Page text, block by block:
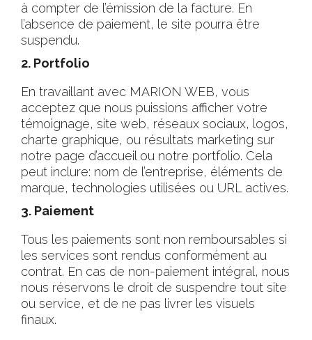
à compter de l’émission de la facture. En
l’absence de paiement, le site pourra être
suspendu.
2. Portfolio
En travaillant avec MARION WEB, vous
acceptez que nous puissions afficher votre
témoignage, site web, réseaux sociaux, logos,
charte graphique, ou résultats marketing sur
notre page d’accueil ou notre portfolio. Cela
peut inclure: nom de l’entreprise, éléments de
marque, technologies utilisées ou URL actives.
3. Paiement
Tous les paiements sont non remboursables si
les services sont rendus conformément au
contrat. En cas de non-paiement intégral, nous
nous réservons le droit de suspendre tout site
ou service, et de ne pas livrer les visuels
finaux.